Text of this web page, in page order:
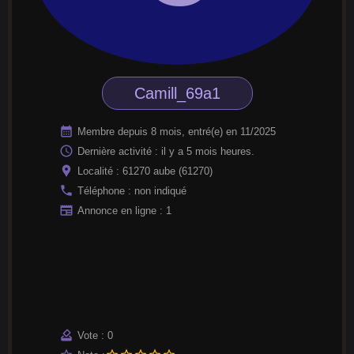
Camill_69a1
calendar_month Membre depuis 8 mois, entré(e) en 11/2025
access_time Dernière activité : il y a 5 mois heures.
location_pin Localité : 61270 aube (61270)
phone Téléphone : non indiqué
newspaper Annonce en ligne : 1
how_to_vote Vote : 0